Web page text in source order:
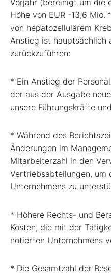
Höhe von EUR -13,6 Mio.
von hepatozellulärem
Anstieg ist hauptsächlich
zurückzuführen:
* Ein Anstieg der
der aus der Ausgabe
unsere Führungskräfte
* Während des
Änderungen im
Mitarbeiterzahl in den
Vertriebsabteilungen, um
Unternehmens zu
* Höhere Rechts- und
Kosten, die mit der
notierten Unternehmens
* Die Gesamtzahl der